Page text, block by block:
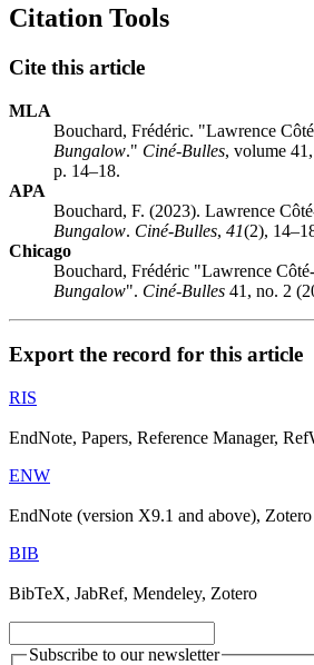
Citation Tools
Cite this article
MLA
Bouchard, Frédéric. "Lawrence
Bungalow." Ciné-Bulles, volume
p. 14–18.
APA
Bouchard, F. (2023). Lawrence
Bungalow. Ciné-Bulles, 41(2),
Chicago
Bouchard, Frédéric "Lawrence
Bungalow". Ciné-Bulles 41, no. 2
Export the record for this article
RIS
EndNote, Papers, Reference Manager,
ENW
EndNote (version X9.1 and above), Zotero
BIB
BibTeX, JabRef, Mendeley, Zotero
Subscribe to our newsletter